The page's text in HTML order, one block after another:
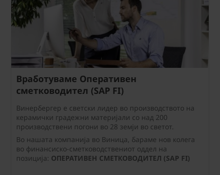
Вработуваме Оперативен
сметководител (SAP FI)
Винербергер е светски лидер во производството на
керамички градежни материјали со над 200
производствени погони во 28 земји во светот.
Во нашата компанија во Виница, бараме нов колега
во финансиско-сметководствениот оддел на
позиција: ОПЕРАТИВЕН СМЕТКОВОДИТЕЛ (SAP FI)